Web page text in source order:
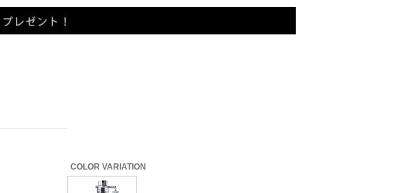
COLOR VARIATION